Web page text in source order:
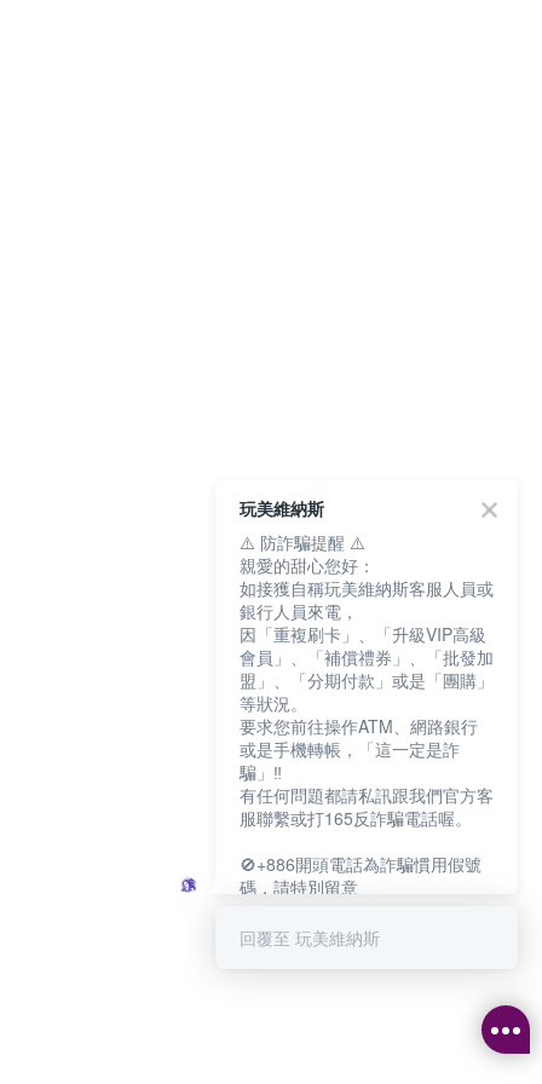
玩美維納斯
⚠️ 防詐騙提醒 ⚠️
親愛的甜心您好：
如接獲自稱玩美維納斯客服人員或
銀行人員來電，
因「重複刷卡」、「升級VIP高級
會員」、「補償禮券」、「批發加
盟」、「分期付款」或是「團購」
等狀況。
要求您前往操作ATM、網路銀行
或是手機轉帳，「這一定是詐
騙」‼️
有任何問題都請私訊跟我們官方客
服聯繫或打165反詐騙電話喔。
🚫+886開頭電話為詐騙慣用假號
碼，請特別留意
如何聯繫玩美維納斯客服?
可點擊下方對話框 "回覆 玩美維納
回覆至 玩美維納斯